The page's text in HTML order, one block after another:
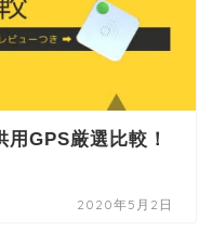
GPS厳選比較！
2020年5月2日